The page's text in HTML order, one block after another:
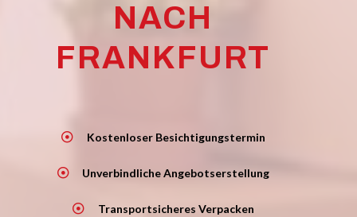
NACH
FRANKFURT
Kostenloser Besichtigungstermin
Unverbindliche Angebotserstellung
Transportsicheres Verpacken